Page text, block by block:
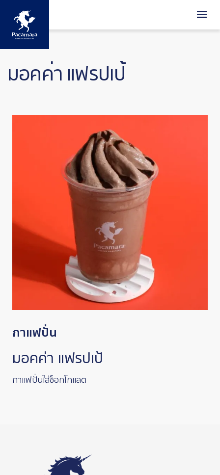
ข้ามไปยังเนื้อหาหลัก
มอคค่า แฟรปเป้
กาแฟปั่น
มอคค่า แฟรปเป้
กาแฟปั่นใส่ช็อกโกแลต